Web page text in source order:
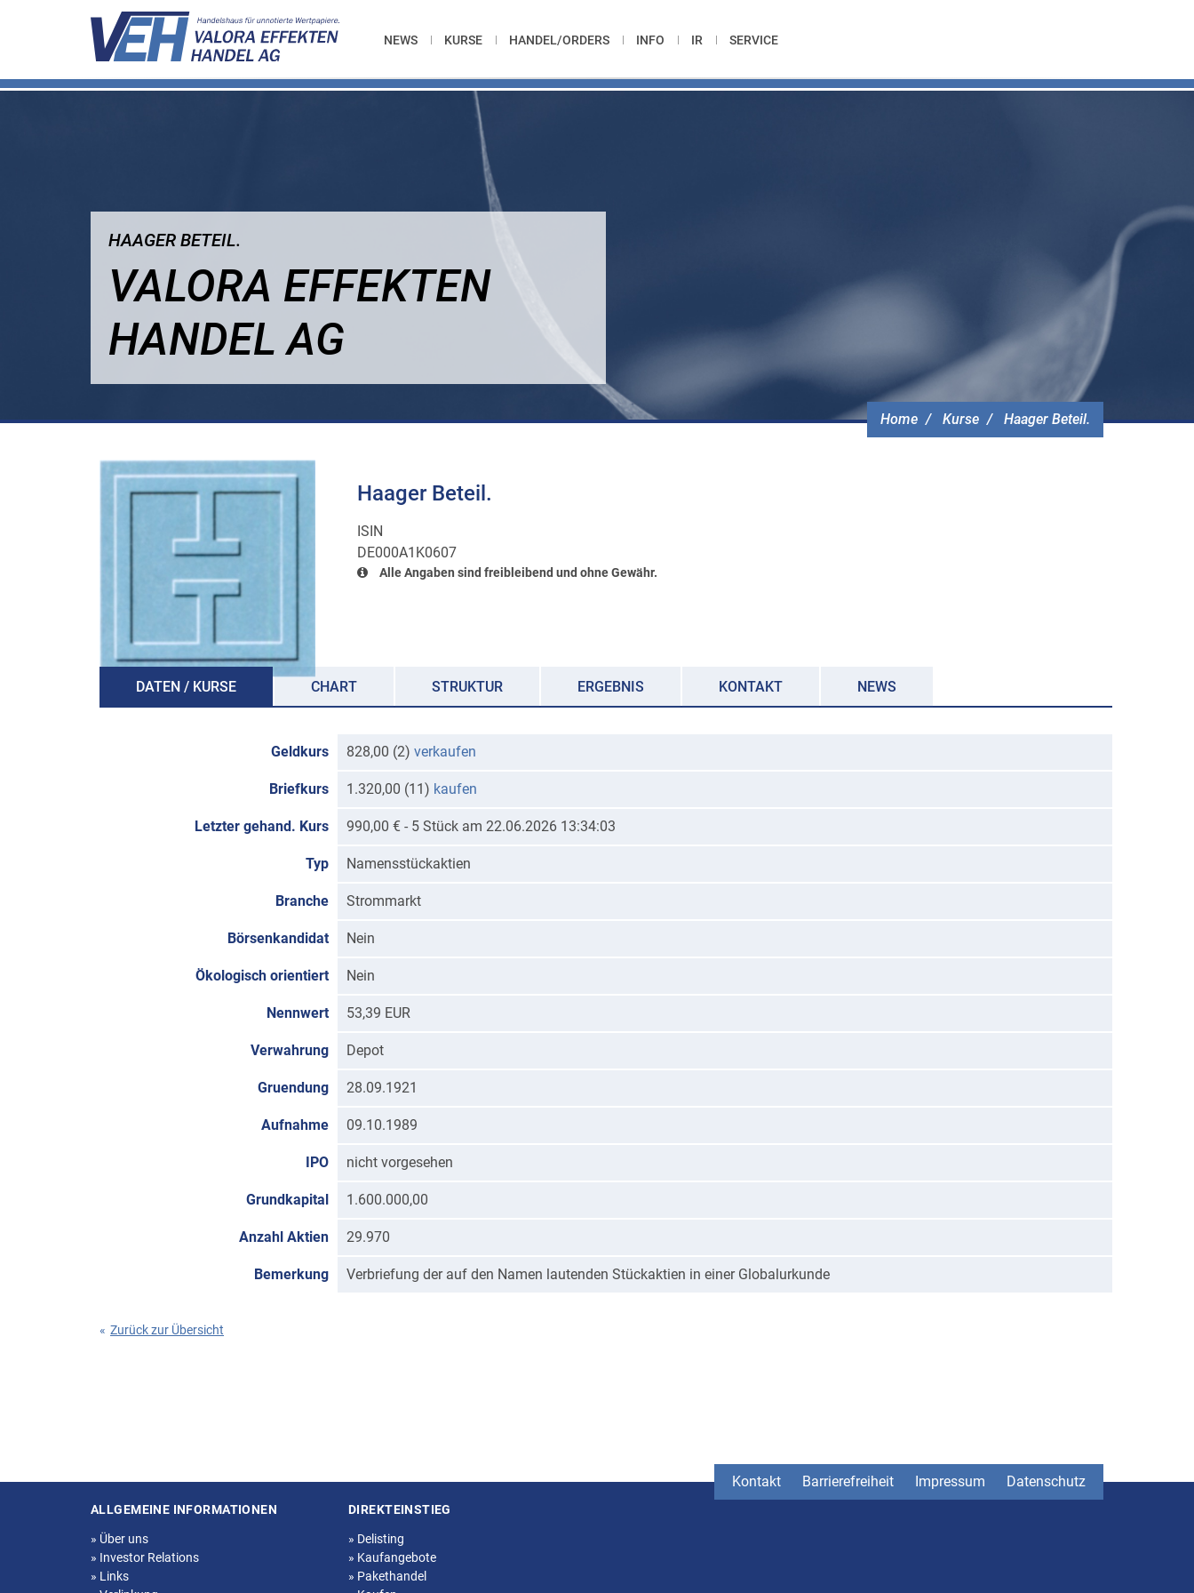
NEWS KURSE HANDEL/ORDERS INFO IR SERVICE
Home Kurse Haager Beteil.
HAAGER BETEIL.
VALORA EFFEKTEN
HANDEL AG
Haager Beteil.
ISIN
DE000A1K0607
Alle Angaben sind freibleibend und ohne Gewähr.
DATEN / KURSE CHART STRUKTUR ERGEBNIS KONTAKT NEWS
Geldkurs 828,00 (2) verkaufen
Briefkurs 1.320,00 (11) kaufen
Letzter gehand. Kurs 990,00 € - 5 Stück am 22.06.2026 13:34:03
Typ Namensstückaktien
Branche Strommarkt
Börsenkandidat Nein
Ökologisch orientiert Nein
Nennwert 53,39 EUR
Verwahrung Depot
Gruendung 28.09.1921
Aufnahme 09.10.1989
IPO nicht vorgesehen
Grundkapital 1.600.000,00
Anzahl Aktien 29.970
Bemerkung Verbriefung der auf den Namen lautenden Stückaktien in einer Globalurkunde
« Zurück zur Übersicht
Kontakt Barrierefreiheit Impressum Datenschutz
Seitenstruktur
ALLGEMEINE INFORMATIONEN
» Über uns
» Investor Relations
» Links
DIREKTEINSTIEG
» Delisting
» Kaufangebote
» Pakethandel